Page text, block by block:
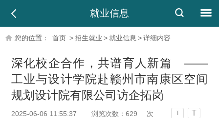
就业信息
您的位置： 首页 >招生就业 >就业信息 >详细内容
深化校企合作，共谱育人新篇 ——
工业与设计学院赴赣州市南康区空间
规划设计院有限公司访企拓岗
2025-06-06 11:55:37 浏览次数： 629 次 T T